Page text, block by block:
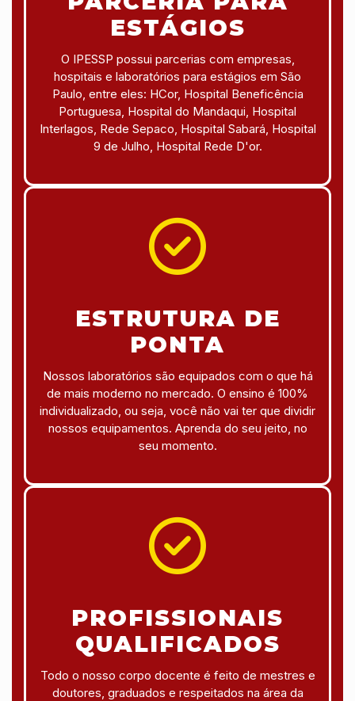
ESTÁGIOS
O IPESSP possui parcerias com empresas,
hospitais e laboratórios para estágios em São
Paulo, entre eles: HCor, Hospital Beneficência
Portuguesa, Hospital do Mandaqui, Hospital
Interlagos, Rede Sepaco, Hospital Sabará, Hospital
9 de Julho, Hospital Rede D'or.
ESTRUTURA DE
PONTA
Nossos laboratórios são equipados com o que há
de mais moderno no mercado. O ensino é 100%
individualizado, ou seja, você não vai ter que dividir
nossos equipamentos. Aprenda do seu jeito, no
seu momento.
PROFISSIONAIS
QUALIFICADOS
Todo o nosso corpo docente é feito de mestres e
doutores, graduados e respeitados na área da